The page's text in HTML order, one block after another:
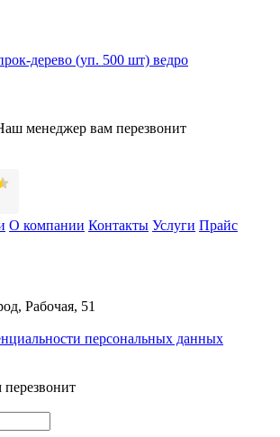
дерево (уп. 500 шт) ведро
менеджер вам перезвонит
О компании Контакты Услуги Прайс
Рабочая, 51
персональных данных